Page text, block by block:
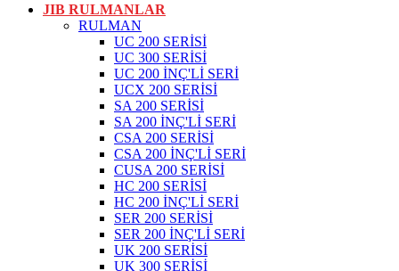
JIB RULMANLAR
RULMAN
UC 200 SERİSİ
UC 300 SERİSİ
UC 200 İNÇ'Lİ SERİ
UCX 200 SERİSİ
SA 200 SERİSİ
SA 200 İNÇ'Lİ SERİ
CSA 200 SERİSİ
CSA 200 İNÇ'Lİ SERİ
CUSA 200 SERİSİ
HC 200 SERİSİ
HC 200 İNÇ'Lİ SERİ
SER 200 SERİSİ
SER 200 İNÇ'Lİ SERİ
UK 200 SERİSİ
UK 300 SERİSİ